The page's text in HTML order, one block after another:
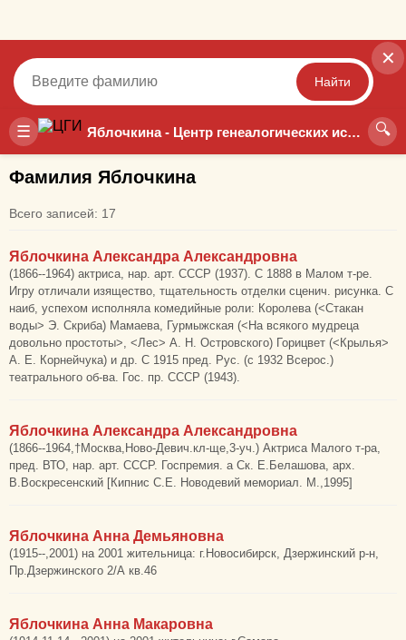
☰ Яблочкина - Центр генеалогических исследований 🔍
✕
Найти
Точный Неточный
Фамилия Яблочкина
Всего записей: 17
Яблочкина Александра Александровна
(1866--1964) актриса, нар. арт. СССР (1937). С 1888 в Малом т-ре.
Игру отличали изящество, тщательность отделки сценич. рисунка. С
наиб, успехом исполняла комедийные роли: Королева (<Стакан
воды> Э. Скриба) Мамаева, Гурмыжская (<На всякого мудреца
довольно простоты>, <Лес> А. Н. Островского) Горицвет (<Крылья>
А. Е. Корнейчука) и др. С 1915 пред. Рус. (с 1932 Всерос.)
театрального об-ва. Гос. пр. СССР (1943).
Яблочкина Александра Александровна
(1866--1964,†Москва,Ново-Девич.кл-ще,3-уч.) Актриса Малого т-ра,
пред. ВТО, нар. арт. СССР. Госпремия. а Ск. Е.Белашова, арх.
В.Воскресенский [Кипнис С.Е. Новодевий мемориал. М.,1995]
Яблочкина Анна Демьяновна
(1915--,2001) на 2001 жительница: г.Новосибирск, Дзержинский р-н,
Пр.Дзержинского 2/А кв.46
Яблочкина Анна Макаровна